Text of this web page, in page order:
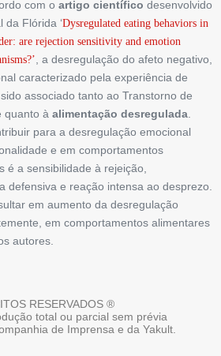
com o artigo científico desenvolvido
da Flórida ‘Dysregulated eating ­behaviors in
are rejection sensitivity and emotion
, a desregulação do afeto negativo,
caracterizado pela experiência de
associado tanto ao Transtorno de
quanto à alimentação desregulada.
para a desregulação emocional
e em comportamentos
é a sensibilidade à rejeição,
defensiva e reação intensa ao desprezo.
em aumento da desregulação
em comportamentos alimentares
autores.
RESERVADOS ®
total ou parcial sem prévia
de Imprensa e da Yakult.